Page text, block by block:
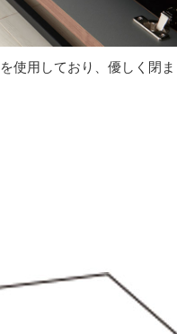
使用しており、優しく閉ま